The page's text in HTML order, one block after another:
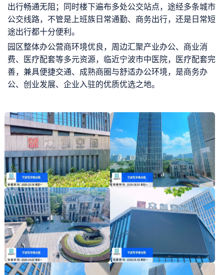
出行畅通无阻；同时楼下遍布多处公交站点，途经多条城市
公交线路，不管是上班族日常通勤、商务出行，还是日常短
途出行都十分便利。
园区整体办公营商环境优良，周边汇聚产业办公、商业消
费、医疗配套等多元资源，临近宁波市中医院，医疗配套完
善，兼具便捷交通、成熟商圈与舒适办公环境，是商务办
公、创业发展、企业入驻的优质优选之地。